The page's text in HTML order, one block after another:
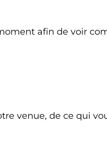
afin de voir
venue, de ce qui